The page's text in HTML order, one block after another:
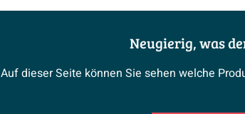
Neugierig, was
Auf dieser Seite können Sie sehen welche